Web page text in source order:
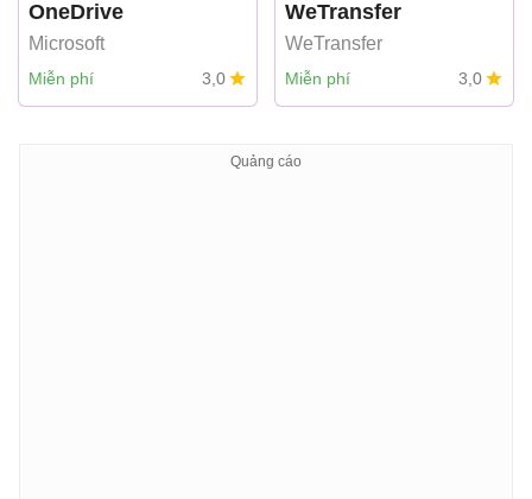
OneDrive
Microsoft
Miễn phí 3,0
WeTransfer
WeTransfer
Miễn phí 3,0